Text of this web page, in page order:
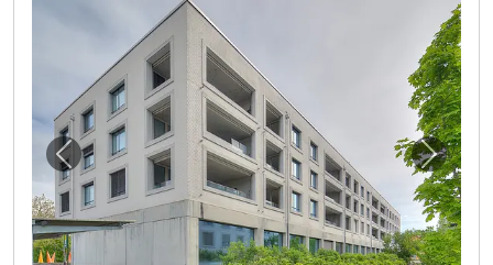
Vorheriges Bild für "Abstellfläche? Wir